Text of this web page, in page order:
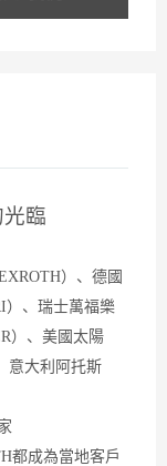
臨
）、德國
）、瑞士萬福樂
）、美國太陽
意大利阿托斯
都成為當地客戶